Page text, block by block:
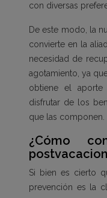
con diversas
De este modo, la
convierte en la
necesidad de
agotamiento, ya
obtiene el aporte
disfrutar de los
que las componen.
¿Cómo
Si bien es cierto
prevención es la